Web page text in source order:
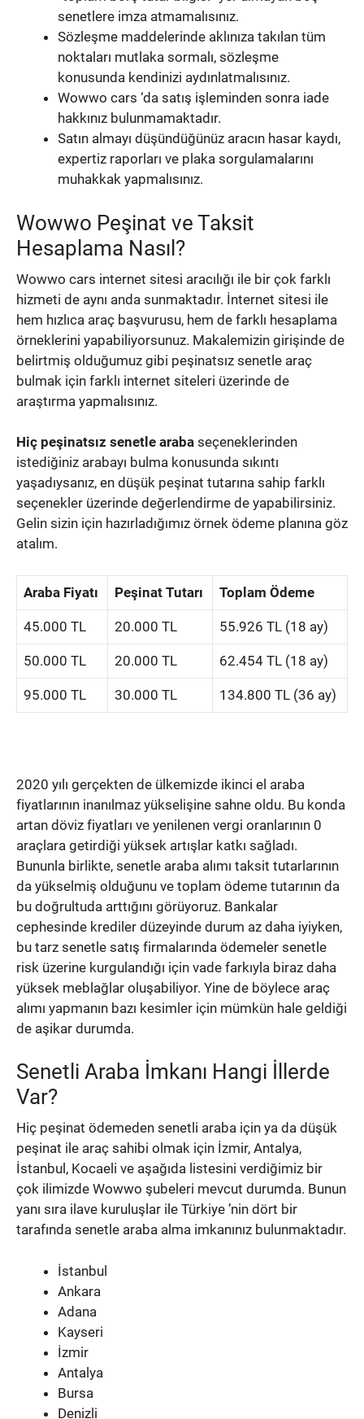
senetlere imza atmamalısınız.
Sözleşme maddelerinde aklınıza takılan tüm
noktaları mutlaka sormalı, sözleşme
konusunda kendinizi aydınlatmalısınız.
Wowwo cars ‘da satış işleminden sonra iade
hakkınız bulunmamaktadır.
Satın almayı düşündüğünüz aracın hasar kaydı,
expertiz raporları ve plaka sorgulamalarını
muhakkak yapmalısınız.
Wowwo Peşinat ve Taksit
Hesaplama Nasıl?
Wowwo cars internet sitesi aracılığı ile bir çok farklı
hizmeti de aynı anda sunmaktadır. İnternet sitesi ile
hem hızlıca araç başvurusu, hem de farklı hesaplama
örneklerini yapabiliyorsunuz. Makalemizin girişinde de
belirtmiş olduğumuz gibi peşinatsız senetle araç
bulmak için farklı internet siteleri üzerinde de
araştırma yapmalısınız.
Hiç peşinatsız senetle araba seçeneklerinden
istediğiniz arabayı bulma konusunda sıkıntı
yaşadıysanız, en düşük peşinat tutarına sahip farklı
seçenekler üzerinde değerlendirme de yapabilirsiniz.
Gelin sizin için hazırladığımız örnek ödeme planına göz
atalım.
Araba Fiyatı Peşinat Tutarı Toplam Ödeme
45.000 TL 20.000 TL 55.926 TL (18 ay)
50.000 TL 20.000 TL 62.454 TL (18 ay)
95.000 TL 30.000 TL 134.800 TL (36 ay)
2020 yılı gerçekten de ülkemizde ikinci el araba
fiyatlarının inanılmaz yükselişine sahne oldu. Bu konda
artan döviz fiyatları ve yenilenen vergi oranlarının 0
araçlara getirdiği yüksek artışlar katkı sağladı.
Bununla birlikte, senetle araba alımı taksit tutarlarının
da yükselmiş olduğunu ve toplam ödeme tutarının da
bu doğrultuda arttığını görüyoruz. Bankalar
cephesinde krediler düzeyinde durum az daha iyiyken,
bu tarz senetle satış firmalarında ödemeler senetle
risk üzerine kurgulandığı için vade farkıyla biraz daha
yüksek meblağlar oluşabiliyor. Yine de böylece araç
alımı yapmanın bazı kesimler için mümkün hale geldiği
de aşikar durumda.
Senetli Araba İmkanı Hangi İllerde
Var?
Hiç peşinat ödemeden senetli araba için ya da düşük
peşinat ile araç sahibi olmak için İzmir, Antalya,
İstanbul, Kocaeli ve aşağıda listesini verdiğimiz bir
çok ilimizde Wowwo şubeleri mevcut durumda. Bunun
yanı sıra ilave kuruluşlar ile Türkiye ’nin dört bir
tarafında senetle araba alma imkanınız bulunmaktadır.
İstanbul
Ankara
Adana
Kayseri
İzmir
Antalya
Bursa
Denizli